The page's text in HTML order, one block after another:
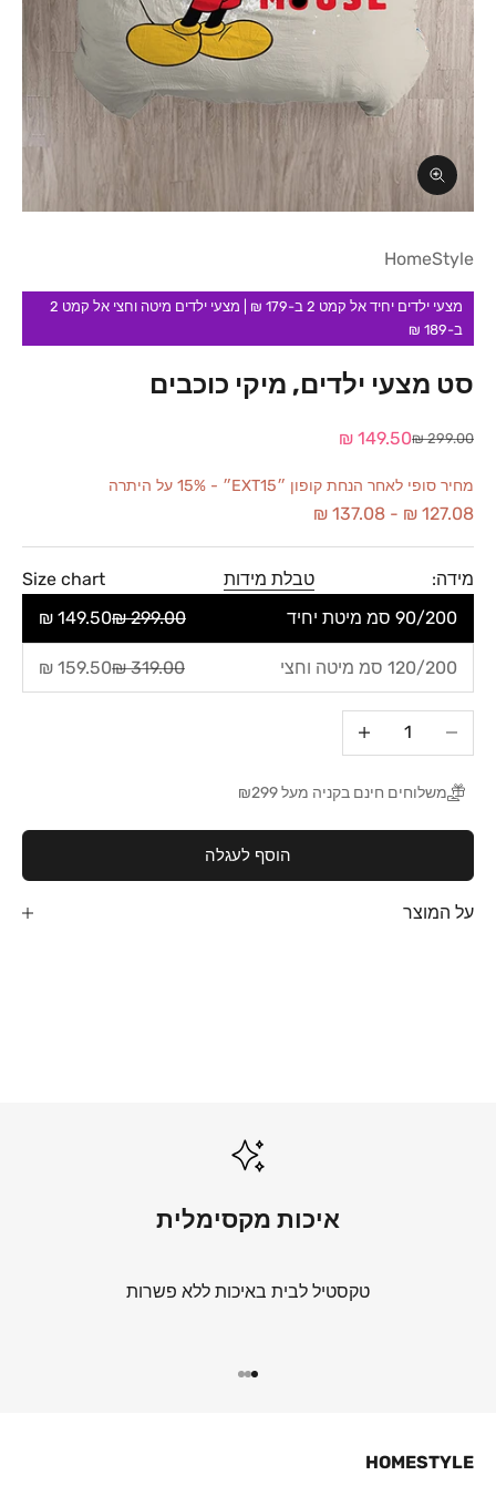
תקריב
HomeStyle
מצעי ילדים יחיד אל קמט 2 ב-179 ₪ | מצעי ילדים מיטה וחצי אל קמט 2
ב-189 ₪
סט מצעי ילדים, מיקי כוכבים
מחיר מבצע
149.50 ₪ מחיר רגיל
299.00 ₪
מחיר סופי לאחר הנחת קופון ״EXT15״ - 15% על היתרה
127.08 ₪
-
137.08 ₪
מידה: טבלת מידות
Size chart
90/200 סמ מיטת יחיד
299.00 ₪
149.50 ₪
120/200 סמ מיטה וחצי 319.00 ₪
159.50 ₪
הקטנת הכמותהגדלת הכמות
משלוחים חינם בקניה מעל ₪299
הוסף לעגלה
על המוצר
איכות מקסימלית
טקסטיל לבית באיכות ללא פשרות
עבור לפריט 1
עבור לפריט 2
עבור לפריט 3
HOMESTYLE